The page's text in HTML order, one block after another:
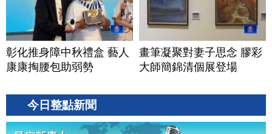
彰化推身障中秋禮盒 藝人
康康掏腰包助弱勢
畫筆凝聚對妻子思念 膠彩
大師簡錦清個展登場
今日整點新聞